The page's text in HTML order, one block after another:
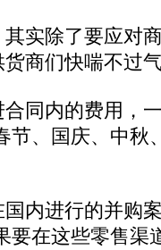
除了要应对
商们快喘不过
内的费用，
节、国庆、中秋
进行的并购
要在这些零售渠